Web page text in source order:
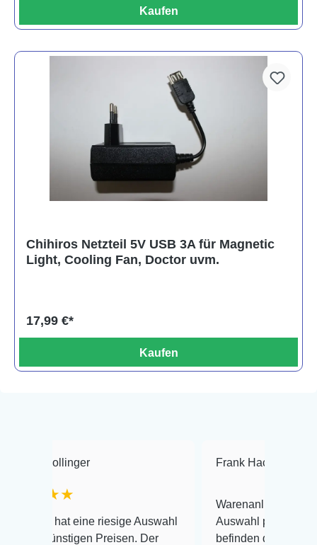
Kaufen
Chihiros Netzteil 5V USB 3A für Magnetic
Light, Cooling Fan, Doctor uvm.
17,99 €*
Kaufen
eine riesige Auswahl
Preisen. Der
Frank Hackmayer
Warenanlieferung Top und die
Auswahl plus gesundheitliches
befinden der Fische